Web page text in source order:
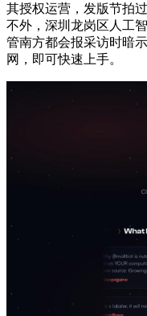
其授权运营，发版节拍
不外，深圳龙岗区人工
管南方都会报采访时暗
网，即可快速上手。